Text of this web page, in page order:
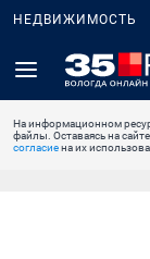
НЕДВИЖИМОСТЬ
На информационном
файлы. Оставаясь на
согласиена их